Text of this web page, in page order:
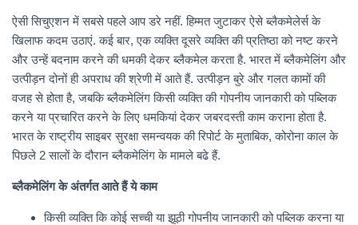
ऐसी सिचुएशन में सबसे पहले आप डरे नहीं. हिम्मत जुटाकर ऐसे ब्लैकमेलेर्स के
खिलाफ कदम उठाएं. कई बार, एक व्यक्ति दूसरे व्यक्ति की प्रतिष्ठा को नष्ट करने
और उन्हें बदनाम करने की धमकी देकर ब्लैकमेल करता है. भारत में ब्लैकमेलिंग और
उत्पीड़न दोनों ही अपराध की श्रेणी में आते हैं. उत्पीड़न बुरे और गलत कामों की
वजह से होता है, जबकि ब्लैकमेलिंग किसी व्यक्ति की गोपनीय जानकारी को पब्लिक
करने या प्रचारित करने के लिए धमकियां देकर जबरदस्ती काम कराना होता है.
भारत के राष्ट्रीय साइबर सुरक्षा समन्वयक की रिपोर्ट के मुताबिक, कोरोना काल के
पिछले 2 सालों के दौरान ब्लैकमेलिंग के मामले बढे हैं.
ब्लैकमेलिंग के अंतर्गत आते हैं ये काम
किसी व्यक्ति कि कोई सच्ची या झूठी गोपनीय जानकारी को पब्लिक करना या